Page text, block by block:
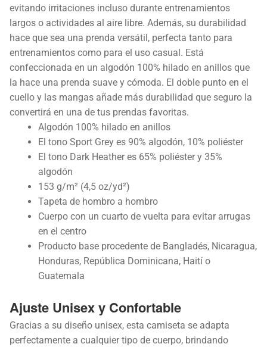
evitando irritaciones incluso durante entrenamientos
largos o actividades al aire libre. Además, su durabilidad
hace que sea una prenda versátil, perfecta tanto para
entrenamientos como para el uso casual. Está
confeccionada en un algodón 100% hilado en anillos que
la hace una prenda suave y cómoda. El doble punto en el
cuello y las mangas añade más durabilidad que seguro la
convertirá en una de tus prendas favoritas.
Algodón 100% hilado en anillos
El tono Sport Grey es 90% algodón, 10% poliéster
El tono Dark Heather es 65% poliéster y 35%
algodón
153 g/m² (4,5 oz/yd²)
Tapeta de hombro a hombro
Cuerpo con un cuarto de vuelta para evitar arrugas
en el centro
Producto base procedente de Bangladés, Nicaragua,
Honduras, República Dominicana, Haití o
Guatemala
Ajuste Unisex y Confortable
Gracias a su diseño unisex, esta camiseta se adapta
perfectamente a cualquier tipo de cuerpo, brindando